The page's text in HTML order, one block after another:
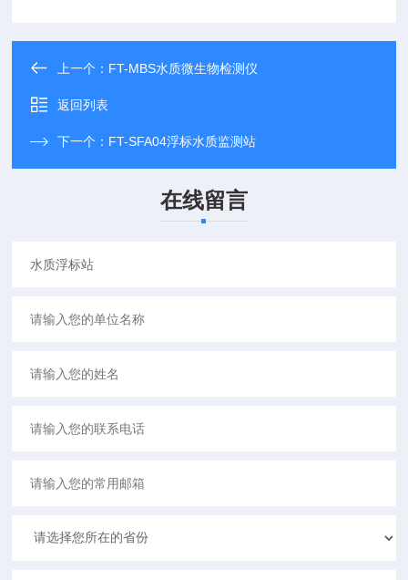
上一个： FT-MBS水质微生物检测仪
返回列表
下一个： FT-SFA04浮标水质监测站
在线留言